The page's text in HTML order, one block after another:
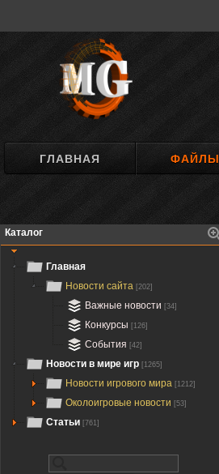
ГЛАВНАЯ ФАЙЛЫ
Каталог
Главная
Новости сайта [202]
Важные новости [34]
Конкурсы [126]
События [42]
Новости в мире игр [1265]
Новости игрового мира [1212]
Околоигровые новости [53]
Статьи [761]